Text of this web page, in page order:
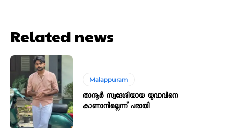
Related news
Malappuram
താനൂർ സ്വദേശിയായ യുവാവിനെ
കാണാനില്ലെന്ന് പരാതി